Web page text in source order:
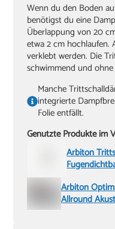
Wenn du den Boden
benötigst du eine
Überlappung von 20
etwa 2 cm hochlaufen.
verklebt werden. Die
schwimmend und
Manche
integrierte
Folie entfällt.
Genutzte Produkte im
Arbiton
Arbiton
Allround